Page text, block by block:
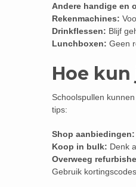
Andere handige en
Rekenmachines:
Drinkflessen: Blijf
Lunchboxen: Geen
Hoe
Schoolspullen
tips:
Shop aanbiedingen:
Koop in bulk: Denk
Overweeg
Gebruik